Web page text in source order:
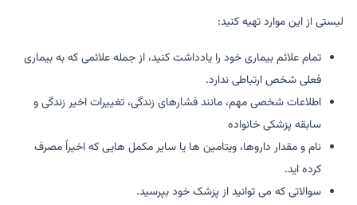
لیستی از این موارد تهیه کنید:
تمام علائم بیماری خود را یادداشت کنید، از جمله علائمی که به بیماری
فعلی شخص ارتباطی ندارد.
اطلاعات شخصی مهم، مانند فشارهای زندگی، تغییرات اخیر زندگی و
سابقه پزشکی خانواده
نام و مقدار داروها، ویتامین ها یا سایر مکمل هایی که اخیراً مصرف
کرده اید.
سوالاتی که می توانید از پزشک خود بپرسید.